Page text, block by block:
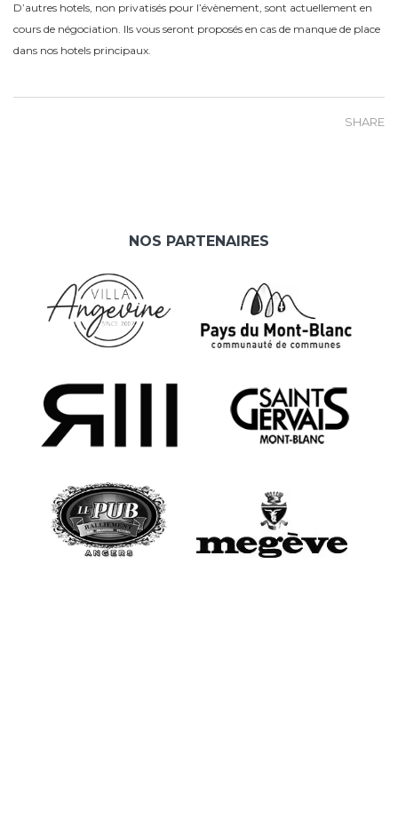
D’autres hotels, non privatisés pour l’évènement, sont actuellement en
cours de négociation. Ils vous seront proposés en cas de manque de place
dans nos hotels principaux.
SHARE
NOS PARTENAIRES